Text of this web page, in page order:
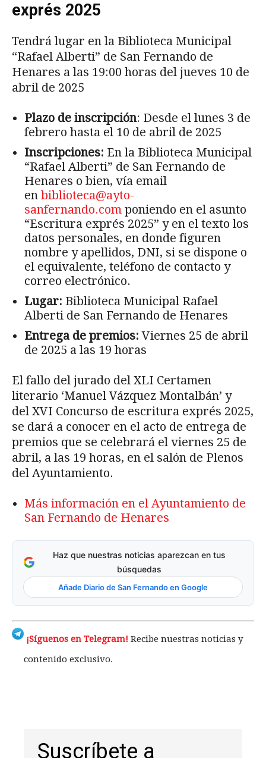
exprés 2025
Tendrá lugar en la Biblioteca Municipal
“Rafael Alberti” de San Fernando de
Henares a las 19:00 horas del jueves 10 de
abril de 2025
Plazo de inscripción: Desde el lunes 3 de
febrero hasta el 10 de abril de 2025
Inscripciones: En la Biblioteca Municipal
“Rafael Alberti” de San Fernando de
Henares o bien, vía email
en biblioteca@ayto-
sanfernando.com poniendo en el asunto
“Escritura exprés 2025” y en el texto los
datos personales, en donde figuren
nombre y apellidos, DNI, si se dispone o
el equivalente, teléfono de contacto y
correo electrónico.
Lugar: Biblioteca Municipal Rafael
Alberti de San Fernando de Henares
Entrega de premios: Viernes 25 de abril
de 2025 a las 19 horas
El fallo del jurado del XLI Certamen
literario ‘Manuel Vázquez Montalbán’ y
del XVI Concurso de escritura exprés 2025,
se dará a conocer en el acto de entrega de
premios que se celebrará el viernes 25 de
abril, a las 19 horas, en el salón de Plenos
del Ayuntamiento.
Más información en el Ayuntamiento de
San Fernando de Henares
Haz que nuestras noticias aparezcan en tus
búsquedas
Añade Diario de San Fernando en Google
¡Síguenos en Telegram! Recibe nuestras noticias y
contenido exclusivo.
Suscríbete a